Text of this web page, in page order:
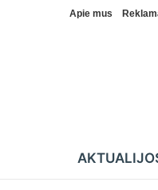
Apie mus